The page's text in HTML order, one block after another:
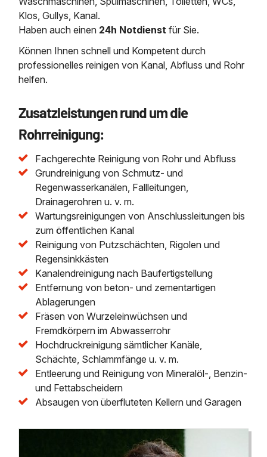
Klos, Gullys, Kanal.
Haben auch einen 24h Notdienst für Sie.
Können Ihnen schnell und Kompetent durch
professionelles reinigen von Kanal, Abfluss und Rohr
helfen.
Zusatzleistungen rund um die
Rohrreinigung:
Fachgerechte Reinigung von Rohr und Abfluss
Grundreinigung von Schmutz- und
Regenwasserkanälen, Fallleitungen,
Drainagerohren u. v. m.
Wartungsreinigungen von Anschlussleitungen bis
zum öffentlichen Kanal
Reinigung von Putzschächten, Rigolen und
Regensinkkästen
Kanalendreinigung nach Baufertigstellung
Entfernung von beton- und zementartigen
Ablagerungen
Fräsen von Wurzeleinwüchsen und
Fremdkörpern im Abwasserrohr
Hochdruckreinigung sämtlicher Kanäle,
Schächte, Schlammfänge u. v. m.
Entleerung und Reinigung von Mineralöl-, Benzin-
und Fettabscheidern
Absaugen von überfluteten Kellern und Garagen